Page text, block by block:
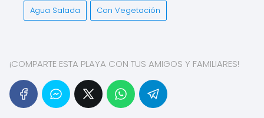
Agua Salada Con Vegetación
¡COMPARTE ESTA PLAYA CON TUS AMIGOS Y FAMILIARES!